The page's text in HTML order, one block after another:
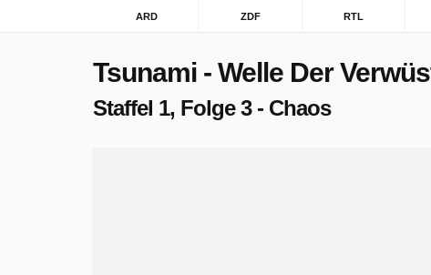
ARD ZDF RTL
Tsunami - Welle Der
Staffel 1, Folge 3 - Chaos